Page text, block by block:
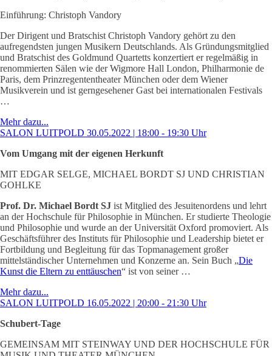
Einführung: Christoph Vandory
Der Dirigent und Bratschist Christoph Vandory gehört zu den
aufregendsten jungen Musikern Deutschlands. Als Gründungsmitglied
und Bratschist des Goldmund Quartetts konzertiert er regelmäßig in
renommierten Sälen wie der Wigmore Hall London, Philharmonie de
Paris, dem Prinzregententheater München oder dem Wiener
Musikverein und ist gerngesehener Gast bei internationalen Festivals
…
Mehr dazu...
SALON LUITPOLD 30.05.2022 | 18:00 - 19:30 Uhr
Vom Umgang mit der eigenen Herkunft
MIT EDGAR SELGE, MICHAEL BORDT SJ UND CHRISTIAN
GOHLKE
Prof. Dr. Michael Bordt SJ ist Mitglied des Jesuitenordens und lehrt
an der Hochschule für Philosophie in München. Er studierte Theologie
und Philosophie und wurde an der Universität Oxford promoviert. Als
Geschäftsführer des Instituts für Philosophie und Leadership bietet er
Fortbildung und Begleitung für das Topmanagement großer
mittelständischer Unternehmen und Konzerne an. Sein Buch „Die
Kunst die Eltern zu enttäuschen“ ist von seiner …
Mehr dazu...
SALON LUITPOLD 16.05.2022 | 20:00 - 21:30 Uhr
Schubert-Tage
GEMEINSAM MIT STEINWAY UND DER HOCHSCHULE FÜR